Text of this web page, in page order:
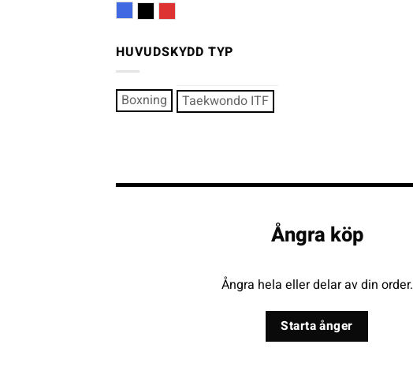
HUVUDSKYDD TYP
Boxning Taekwondo ITF
Ångra köp
Ångra hela eller delar av din order.
Starta ånger